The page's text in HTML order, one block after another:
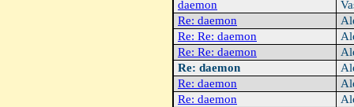
daemon
Re: daemon
Re: Re: daemon
Re: Re: daemon
Re: daemon
Re: daemon
Re: daemon